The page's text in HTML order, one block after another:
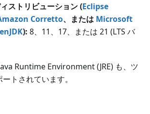
ストリビューション (Eclipse
Corretto、または Microsoft
): 8、11、17、または 21 (LTS バ
Runtime Environment (JRE) も、ツ
トされています。